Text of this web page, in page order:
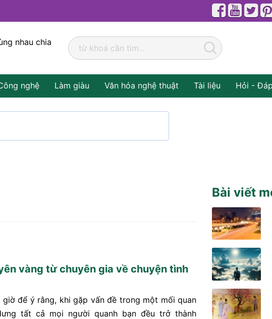
nhau chia
nghệ Làm giàu Văn hóa nghệ thuật Tài liệu Hỏi - Đáp
vàng từ chuyên gia về chuyện tình
giờ để ý rằng, khi gặp vấn đề trong một mối quan
tất cả mọi người quanh bạn đều trở thành
Bài viết